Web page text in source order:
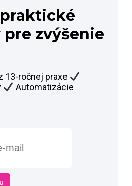
pre zvýšenie
13-ročnej praxe
Automatizácie